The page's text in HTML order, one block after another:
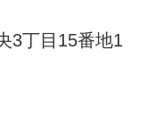
3丁目15番地1